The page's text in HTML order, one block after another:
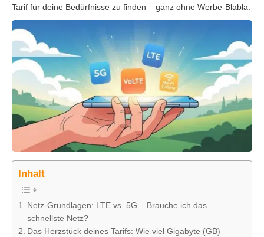
Tarif für deine Bedürfnisse zu finden – ganz ohne Werbe-Blabla.
Inhalt
Netz-Grundlagen: LTE vs. 5G – Brauche ich das
schnellste Netz?
Das Herzstück deines Tarifs: Wie viel Gigabyte (GB)